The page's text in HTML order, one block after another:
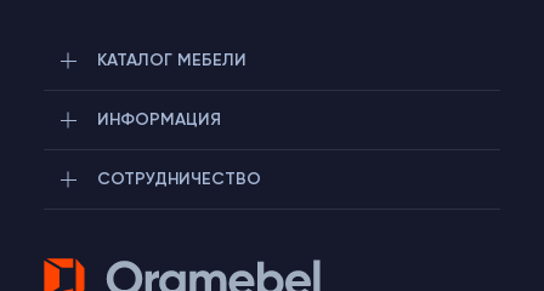
КАТАЛОГ МЕБЕЛИ
ИНФОРМАЦИЯ
СОТРУДНИЧЕСТВО